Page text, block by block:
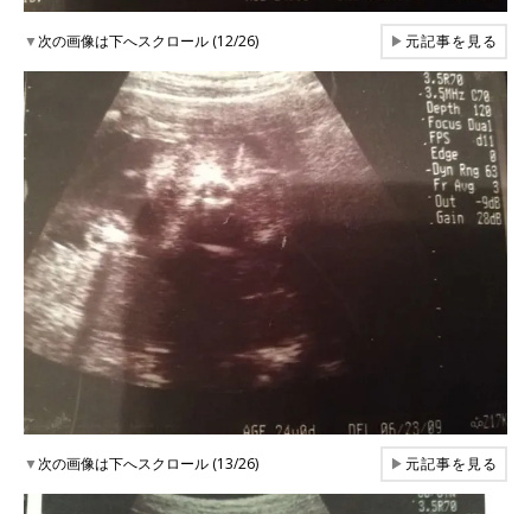
▼次の画像は下へスクロール (12/26) ▶元記事を見る
▼次の画像は下へスクロール (13/26) ▶元記事を見る